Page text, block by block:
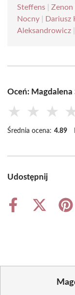
Steffens
Zenon
Nocny
Dariusz
Aleksandrowicz
Oceń: Magdalena
★ ★ ★
Średnia ocena: 4.89
Udostępnij
Share
Share